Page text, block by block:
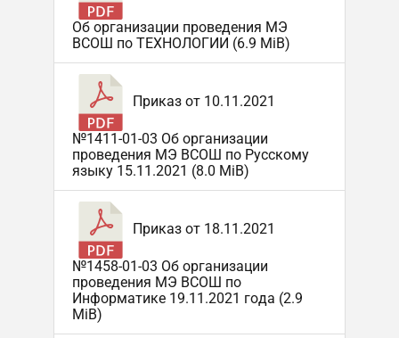
Об организации проведения МЭ
ВСОШ по ТЕХНОЛОГИИ (6.9 MiB)
Приказ от 10.11.2021
№1411-01-03 Об организации
проведения МЭ ВСОШ по Русскому
языку 15.11.2021 (8.0 MiB)
Приказ от 18.11.2021
№1458-01-03 Об организации
проведения МЭ ВСОШ по
Информатике 19.11.2021 года (2.9
MiB)